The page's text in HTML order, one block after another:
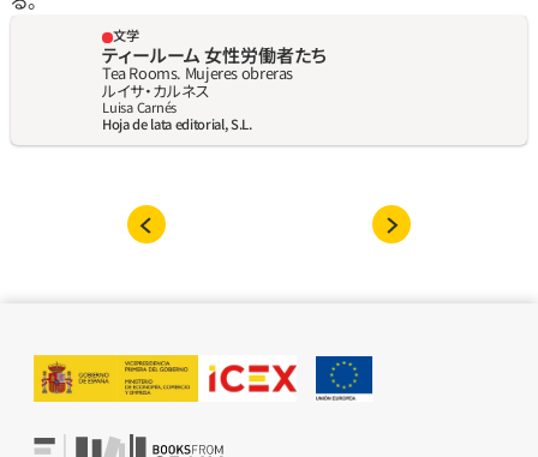
文学
ティールーム 女性労働者たち
Tea Rooms. Mujeres obreras
ルイサ‧カルネス
Luisa Carnés
Hoja de lata editorial, S.L.